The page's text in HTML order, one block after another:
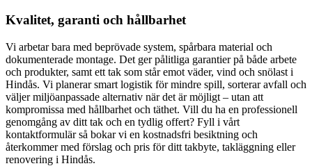
Kvalitet, garanti och hållbarhet
Vi arbetar bara med beprövade system, spårbara material och
dokumenterade montage. Det ger pålitliga garantier på både arbete
och produkter, samt ett tak som står emot väder, vind och snölast i
Hindås. Vi planerar smart logistik för mindre spill, sorterar avfall och
väljer miljöanpassade alternativ när det är möjligt – utan att
kompromissa med hållbarhet och täthet. Vill du ha en professionell
genomgång av ditt tak och en tydlig offert? Fyll i vårt
kontaktformulär så bokar vi en kostnadsfri besiktning och
återkommer med förslag och pris för ditt takbyte, takläggning eller
renovering i Hindås.